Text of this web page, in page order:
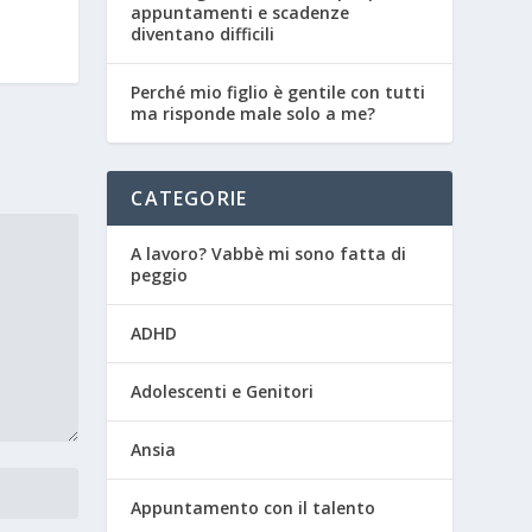
appuntamenti e scadenze
diventano difficili
Perché mio figlio è gentile con tutti
ma risponde male solo a me?
CATEGORIE
A lavoro? Vabbè mi sono fatta di
peggio
ADHD
Adolescenti e Genitori
Ansia
Appuntamento con il talento